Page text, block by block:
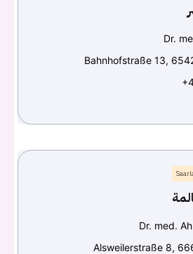
Dr.
Bahnhofstraße 13,
Dr. med.
Alsweilerstraße 8,